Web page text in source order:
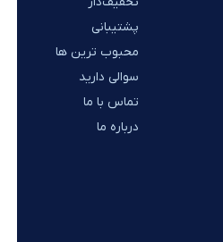
پشتیبانی
محبوب ترین ها
سوالی دارید
تماس با ما
درباره ما